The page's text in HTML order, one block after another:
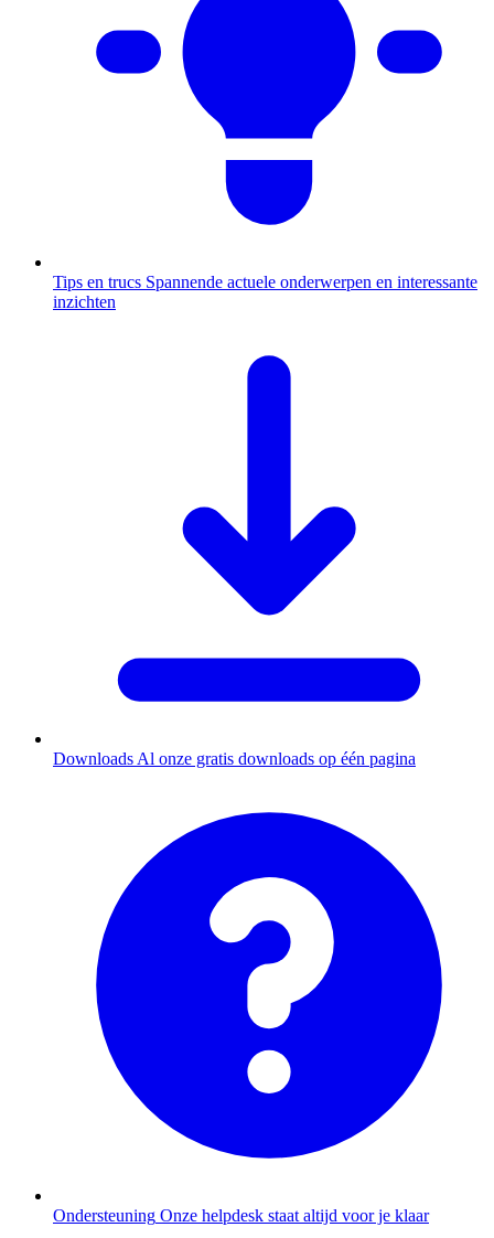
Tips en trucs Spannende actuele onderwerpen en interessante
inzichten
Downloads Al onze gratis downloads op één pagina
Ondersteuning Onze helpdesk staat altijd voor je klaar